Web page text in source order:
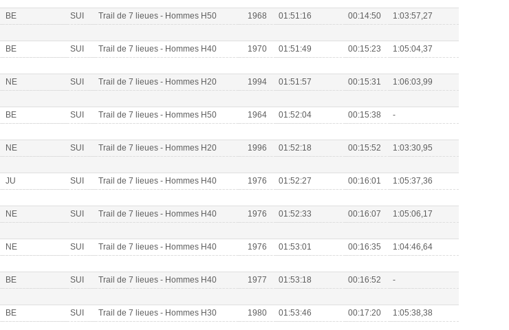
BE SUI Trail de 7 lieues - Hommes H50 1968 01:51:16 00:14:50 1:03:57,27
BE SUI Trail de 7 lieues - Hommes H40 1970 01:51:49 00:15:23 1:05:04,37
NE SUI Trail de 7 lieues - Hommes H20 1994 01:51:57 00:15:31 1:06:03,99
BE SUI Trail de 7 lieues - Hommes H50 1964 01:52:04 00:15:38 -
NE SUI Trail de 7 lieues - Hommes H20 1996 01:52:18 00:15:52 1:03:30,95
JU SUI Trail de 7 lieues - Hommes H40 1976 01:52:27 00:16:01 1:05:37,36
NE SUI Trail de 7 lieues - Hommes H40 1976 01:52:33 00:16:07 1:05:06,17
NE SUI Trail de 7 lieues - Hommes H40 1976 01:53:01 00:16:35 1:04:46,64
BE SUI Trail de 7 lieues - Hommes H40 1977 01:53:18 00:16:52 -
BE SUI Trail de 7 lieues - Hommes H30 1980 01:53:46 00:17:20 1:05:38,38